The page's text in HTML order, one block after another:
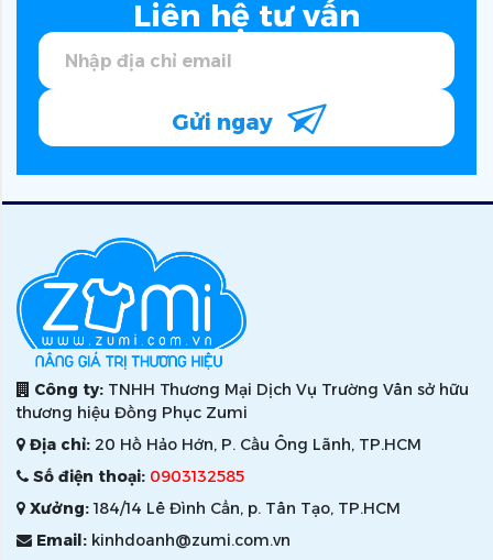
Liên hệ tư vấn
Gửi ngay
Công ty: TNHH Thương Mại Dịch Vụ Trường Vân sở hữu
thương hiệu Đồng Phục Zumi
Địa chỉ: 20 Hồ Hảo Hớn, P. Cầu Ông Lãnh, TP.HCM
Số điện thoại: 0903132585
Xưởng:184/14 Lê Đình Cẩn, p. Tân Tạo, TP.HCM
Email: kinhdoanh@zumi.com.vn